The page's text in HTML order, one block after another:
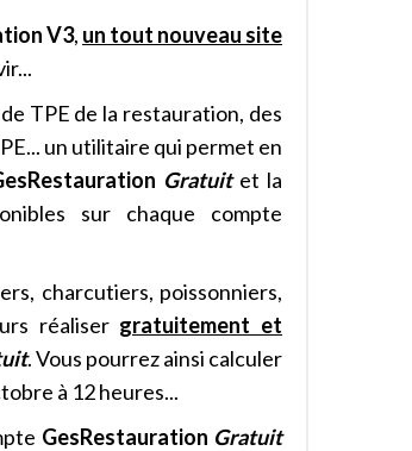
V3, un tout nouveau site
TPE de la restauration, des
un utilitaire qui permet en
Gratuitet la
sur chaque compte
charcutiers, poissonniers,
réaliser gratuitement et
. Vous pourrez ainsi calculer
à 12 heures...
GesRestauration Gratuit